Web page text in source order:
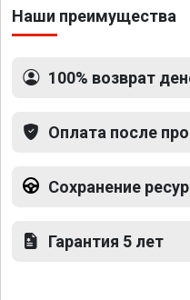
Наши преимущества
100% возврат
Оплата после
Сохранение
Гарантия 5 лет